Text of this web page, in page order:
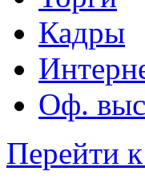
Кадры
Оф.
Перейти